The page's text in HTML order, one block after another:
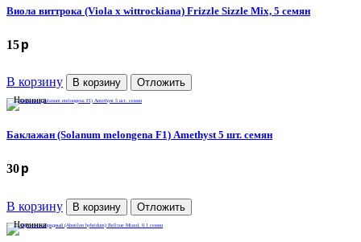
Виола виттрока (Viola x wittrockiana) Frizzle Sizzle Mix, 5 семян
15p
В корзину В корзину Отложить
Новинка
Баклажан (Solanum melongena F1) Amethyst 5 шт. семян
30p
В корзину В корзину Отложить
Новинка